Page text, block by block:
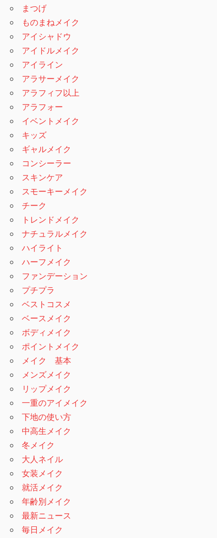
まつげ
ものまねメイク
アイシャドウ
アイドルメイク
アイライン
アラサーメイク
アラフィフ以上
アラフォー
イベントメイク
キッズ
ギャルメイク
コンシーラー
スキンケア
スモーキーメイク
チーク
トレンドメイク
ナチュラルメイク
ハイライト
ハーフメイク
ファンデーション
プチプラ
ベストコスメ
ベースメイク
ボディメイク
ポイントメイク
メイク 基本
メンズメイク
リップメイク
一重のアイメイク
下地の使い方
中高生メイク
冬メイク
大人ネイル
女装メイク
就活メイク
年齢別メイク
最新ニュース
毎日メイク